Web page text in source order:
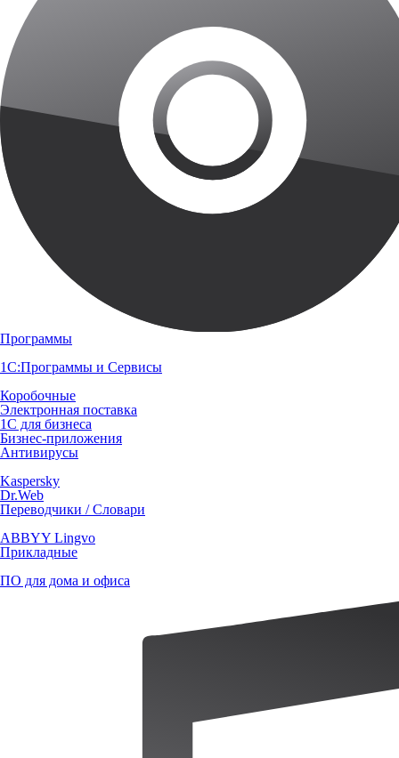
Программы
1С:Программы и Сервисы
Коробочные
Электронная поставка
1С для бизнеса
Бизнес-приложения
Антивирусы
Kaspersky
Dr.Web
Переводчики / Словари
ABBYY Lingvo
Прикладные
ПО для дома и офиса